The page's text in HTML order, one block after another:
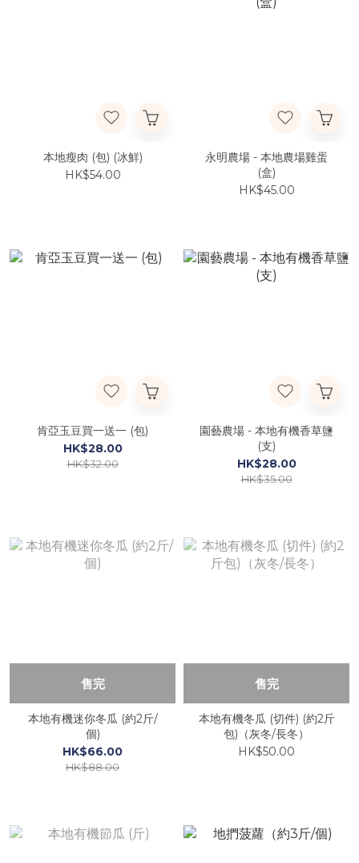
本地瘦肉 (包) (冰鮮)
HK$54.00
永明農場 - 本地農場雞蛋
(盒)
HK$45.00
肯亞玉豆買一送一 (包)
HK$28.00
HK$32.00
園藝農場 - 本地有機香草鹽
(支)
HK$28.00
HK$35.00
售完
本地有機迷你冬瓜 (約2斤/
個)
HK$66.00
HK$88.00
售完
本地有機冬瓜 (切件) (約2斤
包)（灰冬/長冬）
HK$50.00